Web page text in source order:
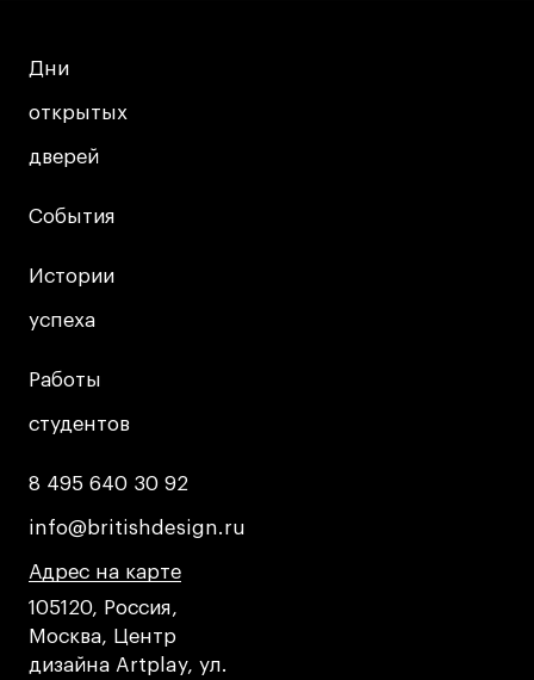
Дни
открытых
дверей
Дни
открытых
дверей
События
События
Истории
успеха
Истории
успеха
Работы
студентов
Работы
студентов
8 495 640 30 92
8 495 640 30 92
info@britishdesign.ru
info@britishdesign.ru
Адрес на карте
Адрес на карте
Адрес на карте
105120, Россия,
Москва, Центр
дизайна Artplay, ул.